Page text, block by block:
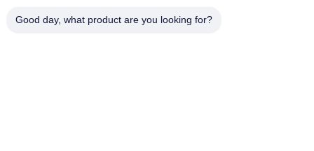
Maison
Des Produits
Good day, what product are you looking for?